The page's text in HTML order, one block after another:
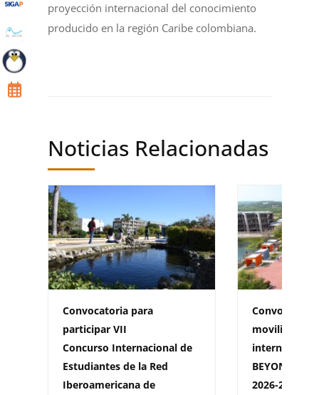
proyección internacional del conocimiento
producido en la región Caribe colombiana.
Noticias Relacionadas
Convocatoria para
participar VII
Concurso Internacional de
Estudiantes de la Red
Iberoamericana de
movilidad
internacional
BEYOND
2026-2